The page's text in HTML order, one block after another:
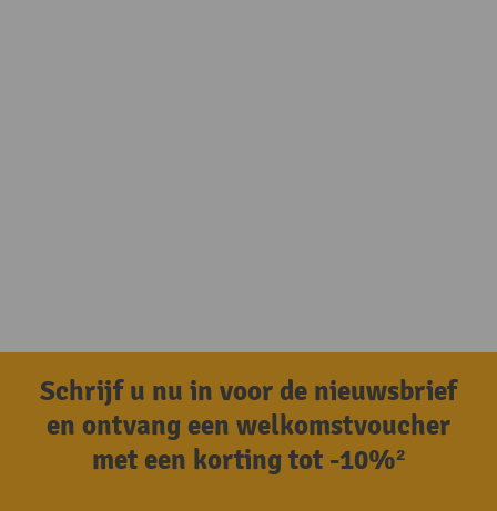
Schrijf u nu in voor de nieuwsbrief
en ontvang een welkomstvoucher
met een korting tot -10%²